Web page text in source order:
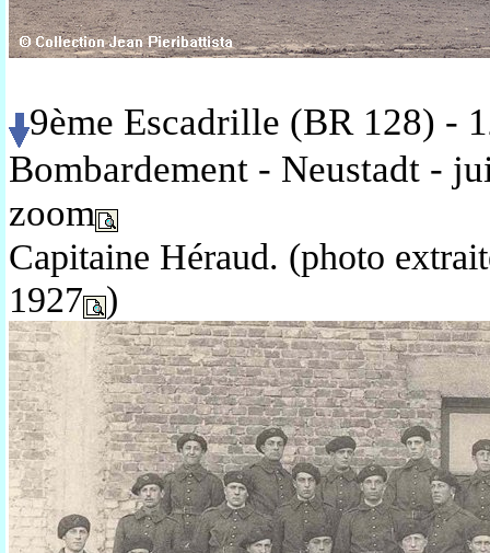
9ème Escadrille (BR 128) -
Bombardement - Neustadt -
zoom
Capitaine Héraud. (photo
1927
)